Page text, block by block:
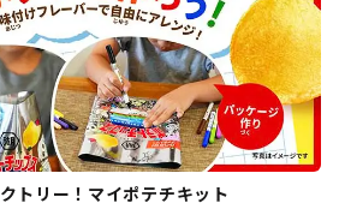
トリー！マイポテチキット